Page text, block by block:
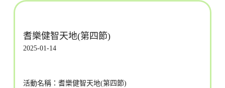
耆樂健智天地(第四節)
2025-01-14
活動名稱：耆樂健智天地(第四節)